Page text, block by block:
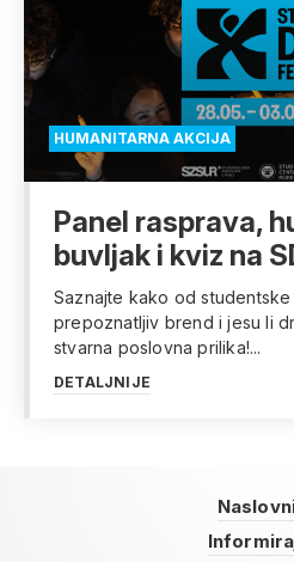
HUMANITARNA AKCIJA
Panel rasprava,
buvljak i kviz na
Saznajte kako od
prepoznatljiv brend i jesu li
stvarna poslovna prilika!...
DETALJNIJE